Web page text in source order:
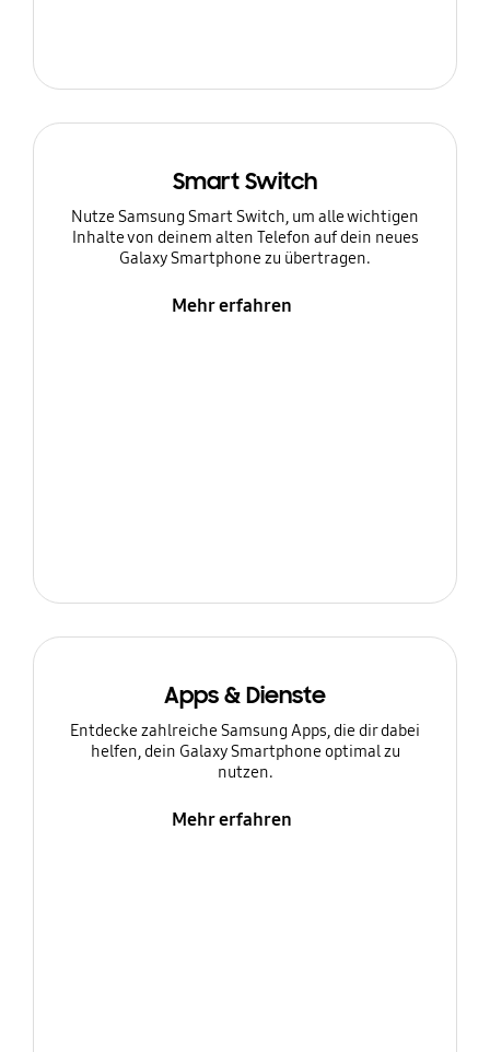
Smart Switch
Nutze Samsung Smart Switch, um alle wichtigen
Inhalte von deinem alten Telefon auf dein neues
Galaxy Smartphone zu übertragen.
Mehr erfahren
Apps & Dienste
Entdecke zahlreiche Samsung Apps, die dir dabei
helfen, dein Galaxy Smartphone optimal zu
nutzen.
Mehr erfahren